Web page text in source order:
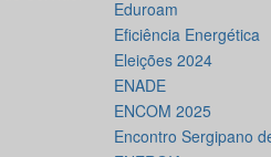
Eduroam
Eficiência Energética
Eleições 2024
ENADE
ENCOM 2025
Encontro Sergipano